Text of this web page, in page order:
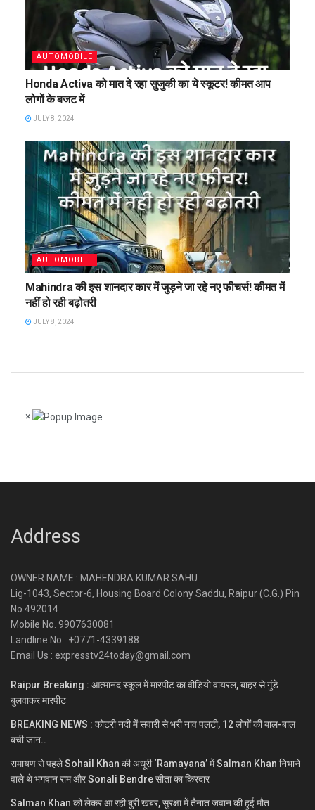
AUTOMOBILE
Honda Activa को मात दे रहा सुजुकी का ये स्कूटर! कीमत आप
लोगों के बजट में
JULY 8, 2024
AUTOMOBILE
Mahindra की इस शानदार कार में जुड़ने जा रहे नए फीचर्स! कीमत में
नहीं हो रही बढ़ोतरी
JULY 8, 2024
×
Address
OWNER NAME : MAHENDRA KUMAR SAHU
Lig-1043, Sector-6, Housing Board Colony Saddu, Raipur (C.G.) Pin
No.492014
Mobile No. 9907630081
Landline No.: +0771-4339188
Email Us : expresstv24today@gmail.com
Raipur Breaking : आत्मानंद स्कूल में मारपीट का वीडियो वायरल, बाहर से गुंडे
बुलवाकर मारपीट
BREAKING NEWS : कोटरी नदी में सवारी से भरी नाव पलटी, 12 लोगों की बाल-बाल
बची जान..
रामायण से पहले Sohail Khan की अधूरी ‘Ramayana’ में Salman Khan निभाने
वाले थे भगवान राम और Sonali Bendre सीता का किरदार
Salman Khan को लेकर आ रही बुरी खबर, सुरक्षा में तैनात जवान की हुई मौत